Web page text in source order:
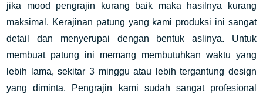
jika mood pengrajin kurang baik maka hasilnya kurang
maksimal. Kerajinan patung yang kami produksi ini sangat
detail dan menyerupai dengan bentuk aslinya. Untuk
membuat patung ini memang membutuhkan waktu yang
lebih lama, sekitar 3 minggu atau lebih tergantung design
yang diminta. Pengrajin kami sudah sangat profesional